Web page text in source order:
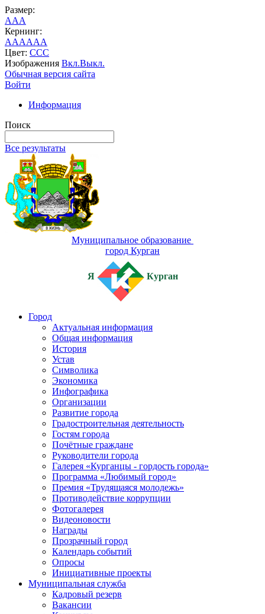
Размер:
AAA
Кернинг:
AAAAAA
Цвет: CCC
Изображения Вкл.Выкл.
Обычная версия сайта
Войти
Информация
Поиск
Все результаты
Муниципальное образование
город Курган
Я Курган
Город
Актуальная информация
Общая информация
История
Устав
Символика
Экономика
Инфографика
Организации
Развитие города
Градостроительная деятельность
Гостям города
Почётные граждане
Руководители города
Галерея «Курганцы - гордость города»
Программа «Любимый город»
Премия «Трудящаяся молодежь»
Противодействие коррупции
Фотогалерея
Видеоновости
Награды
Прозрачный город
Календарь событий
Опросы
Инициативные проекты
Муниципальная служба
Кадровый резерв
Вакансии